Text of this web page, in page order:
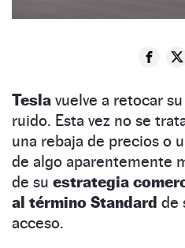
Tesla vuelve a retocar
ruido. Esta vez no se
una rebaja de precios o
de algo aparentemente
de su estrategia
al término Standard de
acceso.